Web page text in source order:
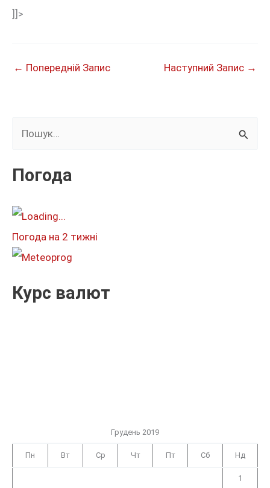
]]>
← Попередній Запис Наступний Запис →
к
т
:
Погода
Погода на 2 тижні
Курс валют
Грудень 2019
Пн Вт Ср Чт Пт Сб Нд
1